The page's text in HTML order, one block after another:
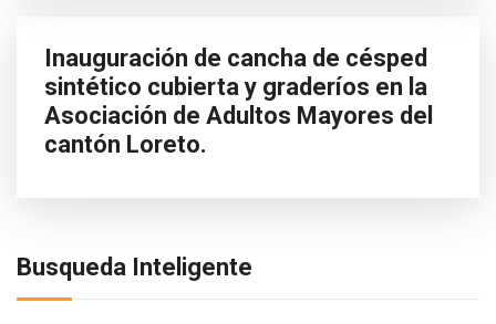
Inauguración de cancha de césped
sintético cubierta y graderíos en la
Asociación de Adultos Mayores del
cantón Loreto.
Busqueda Inteligente